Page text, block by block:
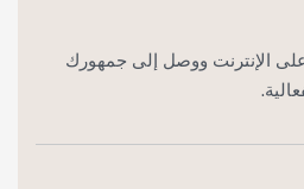
الإنترنت ووصل إلى جمهورك